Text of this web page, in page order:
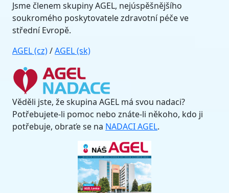
Jsme členem skupiny AGEL, nejúspěšnějšího
soukromého poskytovatele zdravotní péče ve
střední Evropě.
AGEL (cz)/AGEL (sk)
Věděli jste, že skupina AGEL má svou nadaci?
Potřebujete-li pomoc nebo znáte-li někoho, kdo ji
potřebuje, obraťe se na NADACI AGEL.